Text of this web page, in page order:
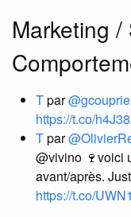
Marketing /
Tpar@gcouprie
https://t.co/
Tpar
@vivino 🍷voici
avant/après.
https://t.co/